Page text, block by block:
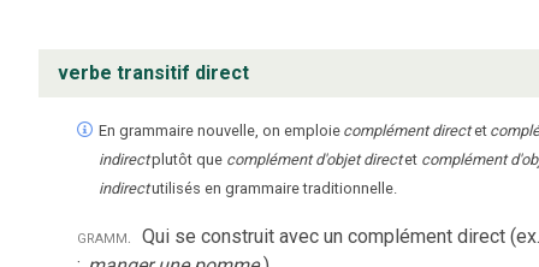
verbe transitif direct
En grammaire nouvelle, on emploie complément directet
indirectplutôt que complément d'objet directet complément
indirectutilisés en grammaire traditionnelle.
gramm. Qui se construit avec un complément direct (ex.